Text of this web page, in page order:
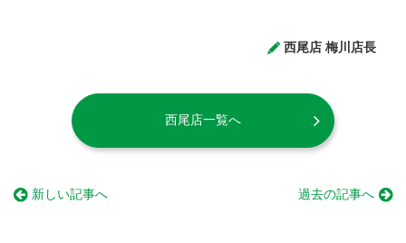
西尾店 梅川店長
西尾店一覧へ
新しい記事へ 過去の記事へ